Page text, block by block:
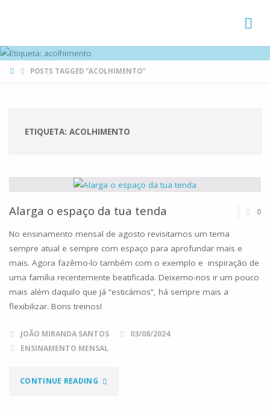
HOMEPOSTS TAGGED "ACOLHIMENTO"
ETIQUETA: ACOLHIMENTO
Alarga o espaço da tua tenda 0
No ensinamento mensal de agosto revisitamos um tema
sempre atual e sempre com espaço para aprofundar mais e
mais. Agora fazêmo-lo também com o exemplo e inspiração de
uma família recentemente beatificada. Deixemo-nos ir um pouco
mais além daquilo que já “esticámos”, há sempre mais a
flexibilizar. Bons treinos!
JOÃO MIRANDA SANTOS
03/08/2024
ENSINAMENTO MENSAL
CONTINUE READING"ALARGA